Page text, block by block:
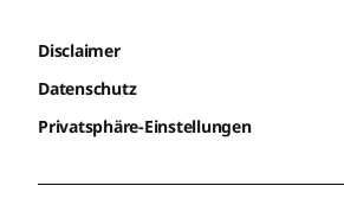
Disclaimer
Datenschutz
Privatsphäre-Einstellungen